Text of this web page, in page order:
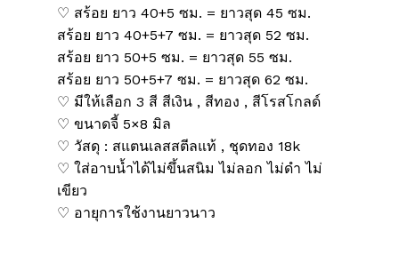
♡ สร้อย ยาว 40+5 ซม. = ยาวสุด 45 ซม.
สร้อย ยาว 40+5+7 ซม. = ยาวสุด 52 ซม.
สร้อย ยาว 50+5 ซม. = ยาวสุด 55 ซม.
สร้อย ยาว 50+5+7 ซม. = ยาวสุด 62 ซม.
♡ มีให้เลือก 3 สี สีเงิน , สีทอง , สีโรสโกลด์
♡ ขนาดจี้ 5×8 มิล
♡ วัสดุ : สแตนเลสสตีลแท้ , ชุดทอง 18k
♡ ใส่อาบน้ำได้ไม่ขึ้นสนิม ไม่ลอก ไม่ดำ ไม่
เขียว
♡ อายุการใช้งานยาวนาว